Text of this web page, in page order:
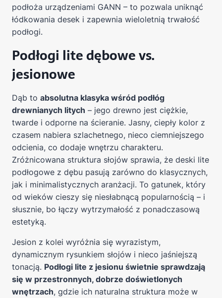
podłoża urządzeniami GANN – to pozwala uniknąć
łódkowania desek i zapewnia wieloletnią trwałość
podłogi.
Podłogi lite dębowe vs.
jesionowe
Dąb to absolutna klasyka wśród podłóg
drewnianych litych – jego drewno jest ciężkie,
twarde i odporne na ścieranie. Jasny, ciepły kolor z
czasem nabiera szlachetnego, nieco ciemniejszego
odcienia, co dodaje wnętrzu charakteru.
Zróżnicowana struktura słojów sprawia, że deski lite
podłogowe z dębu pasują zarówno do klasycznych,
jak i minimalistycznych aranżacji. To gatunek, który
od wieków cieszy się niesłabnącą popularnością – i
słusznie, bo łączy wytrzymałość z ponadczasową
estetyką.
Jesion z kolei wyróżnia się wyrazistym,
dynamicznym rysunkiem słojów i nieco jaśniejszą
tonacją. Podłogi lite z jesionu świetnie sprawdzają
się w przestronnych, dobrze doświetlonych
wnętrzach, gdzie ich naturalna struktura może w